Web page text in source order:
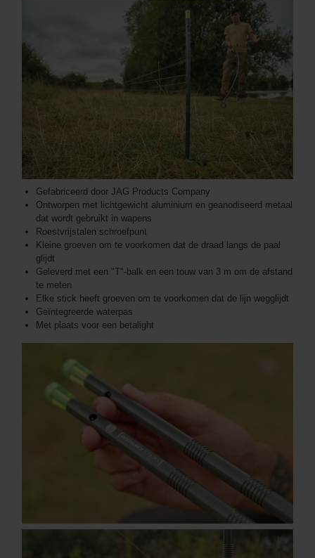
Gefabriceerd door JAG Products Company
Ontworpen met lichtgewicht aluminium en geanodiseerd metaal
dat wordt gebruikt in wapens
Roestvrijstalen schroefpunt
Kleine groeven om te voorkomen dat de draad langs de paal
glijdt
Geleverd met een "T"-balk en een touw van 3 m om de afstand
te meten
Elke stick heeft groeven om te voorkomen dat de lijn wegglijdt
Geïntegreerde waterpas
Met plaats voor een betalight